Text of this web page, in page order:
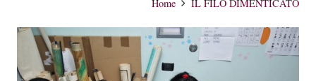
Home IL FILO DIMENTICATO